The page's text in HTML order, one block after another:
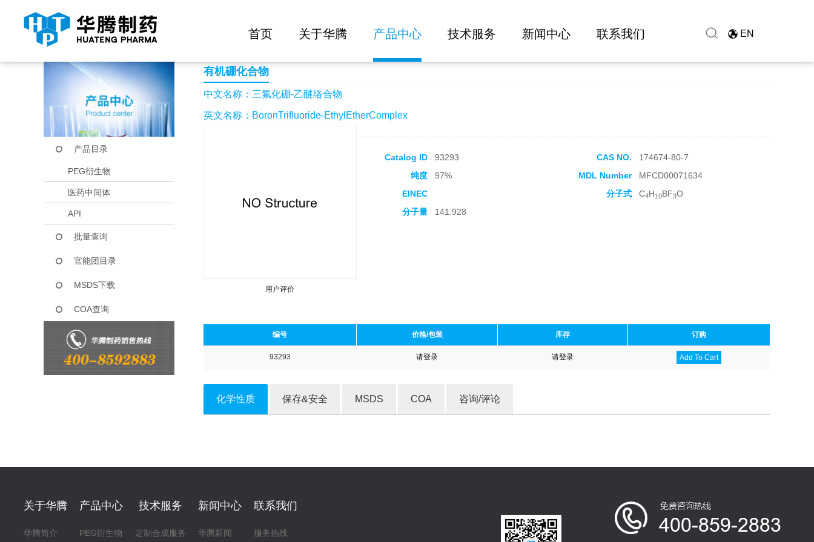
首页 关于华腾 产品中心 技术服务 新闻中心 联系我们 EN
当前位置： 首页 产品中心 三氟化硼-乙醚络合物
产品目录
PEG衍生物
医药中间体
API
批量查询
官能团目录
MSDS下载
COA查询
有机硼化合物
中文名称：三氟化硼-乙醚络合物
英文名称：BoronTrifluoride-EthylEtherComplex
用户评价
Catalog ID 93293 CAS NO.
174674-80-7
纯度
97% MDL Number
MFCD00071634
EINEC
分子式 C4H10BF3O
分子量
141.928
编号 价格/包装 库存 订购
93293 请登录 请登录 Add To Cart
化学性质 保存&安全 MSDS COA 咨询/评论
关于华腾
华腾简介
产品中心
PEG衍生物
技术服务
定制合成服务
新闻中心
华腾新闻
联系我们
服务热线